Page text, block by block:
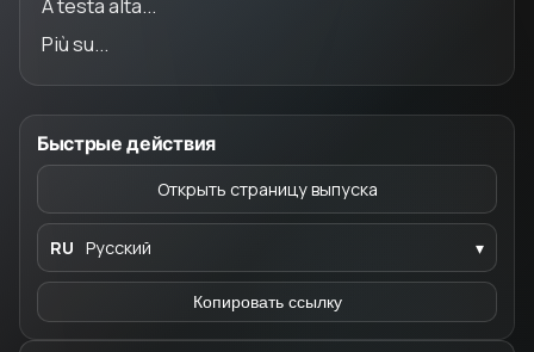
Быстрые действия
Открыть страницу выпуска
RU Русский ▾
Копировать ссылку
Più su...